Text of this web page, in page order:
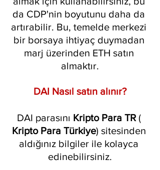
da CDP'nin boyutunu daha da
artırabilir. Bu, temelde merkezi
bir borsaya ihtiyaç duymadan
marj üzerinden ETH satın
almaktır.
DAI Nasıl satın alınır?
DAI parasını Kripto Para TR (
Kripto Para Türkiye) sitesinden
aldığınız bilgiler ile kolayca
edinebilirsiniz.